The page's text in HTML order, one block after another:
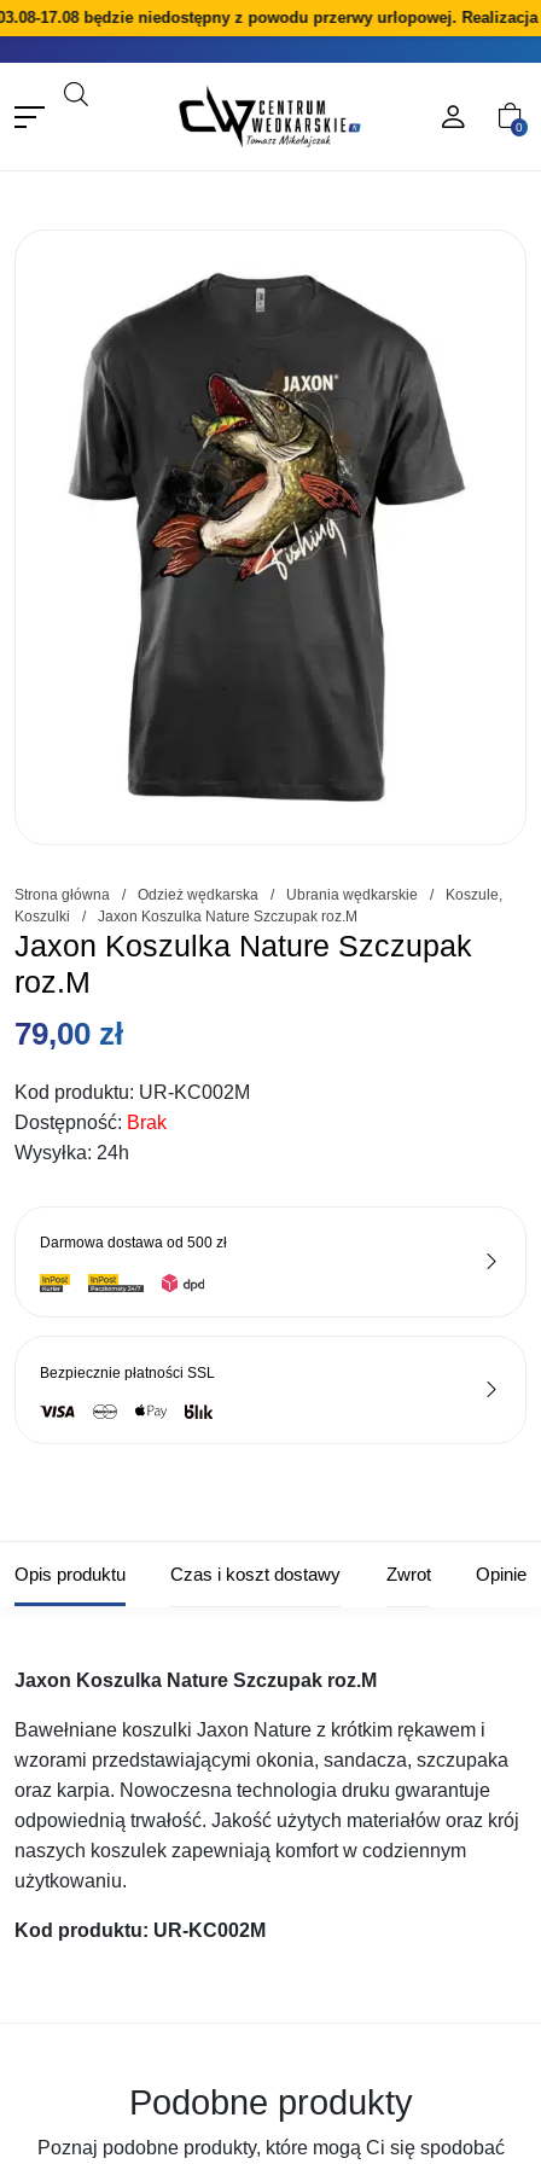
17.08 będzie niedostępny z powodu przerwy urlopowej. Realizacja
0
Strona główna / Odzież wędkarska / Ubrania wędkarskie /
Koszule,
Koszulki
/ Jaxon Koszulka Nature Szczupak roz.M
Jaxon Koszulka Nature Szczupak
roz.M
79,00 zł
Kod produktu: UR-KC002M
Dostępność: Brak
Wysyłka: 24h
Darmowa dostawa od 500 zł
Bezpiecznie płatności SSL
Opis produktu Czas i koszt dostawy Zwrot Opinie
Jaxon Koszulka Nature Szczupak roz.M
Bawełniane koszulki Jaxon Nature z krótkim rękawem i
wzorami przedstawiającymi okonia, sandacza, szczupaka
oraz karpia. Nowoczesna technologia druku gwarantuje
odpowiednią trwałość. Jakość użytych materiałów oraz krój
naszych koszulek zapewniają komfort w codziennym
użytkowaniu.
Kod produktu: UR-KC002M
Podobne produkty
Poznaj podobne produkty, które mogą Ci się spodobać